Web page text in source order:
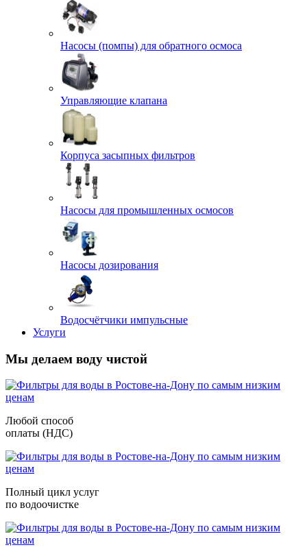
Насосы (помпы) для обратного осмоса
Управляющие клапана
Корпуса засыпных фильтров
Насосы для промышленных осмосов
Насосы дозирования
Водосчётчики импульсные
Услуги
Мы делаем воду чистой
Любой способ
оплаты (НДС)
Полный цикл услуг
по водоочистке